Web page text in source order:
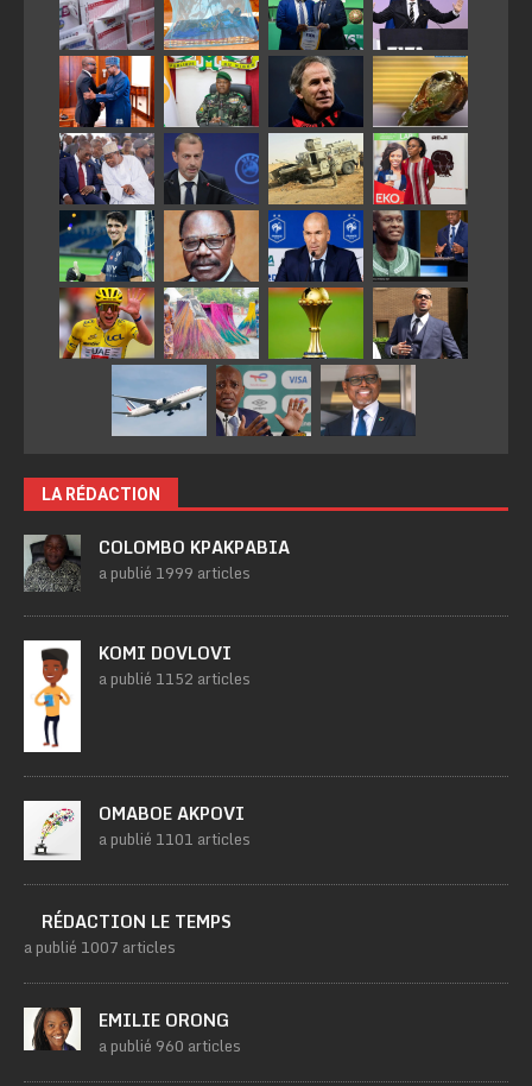
LA RÉDACTION
COLOMBO KPAKPABIA
a publié 1999 articles
KOMI DOVLOVI
a publié 1152 articles
OMABOE AKPOVI
a publié 1101 articles
RÉDACTION LE TEMPS
a publié 1007 articles
EMILIE ORONG
a publié 960 articles